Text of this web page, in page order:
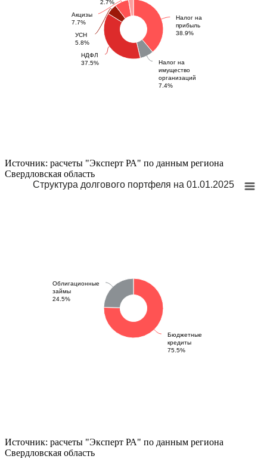
Налог на
прибыль
38.9%
Налог на
имущество
организаций
7.4%
НДФЛ
37.5%
УСН
5.8%
Акцизы
7.7%
2.7%
Источник: расчеты "Эксперт РА" по данным региона
Свердловская область
Структура долгового портфеля на 01.01.2025
Бюджетные
кредиты
75.5%
Облигационные
займы
24.5%
Источник: расчеты "Эксперт РА" по данным региона
Свердловская область